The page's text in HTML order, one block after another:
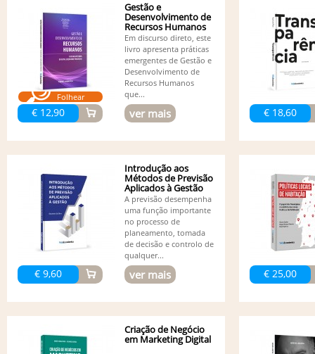
Folhear
€ 12,90
Gestão e
Desenvolvimento de
Recursos Humanos
-...
Em discurso direto, este
livro apresenta práticas
emergentes de Gestão e
Desenvolvimento de
Recursos Humanos
que...
ver mais € 18,60
€ 9,60
Introdução aos
Métodos de Previsão
Aplicados à Gestão
A previsão desempenha
uma função importante
no processo de
planeamento, tomada
de decisão e controlo de
qualquer...
ver mais € 25,00
Criação de Negócio
em Marketing Digital